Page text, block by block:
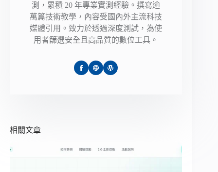
測，累積 20 年專業實測經驗。撰寫逾
萬篇技術教學，內容受國內外主流科技
媒體引用。致力於透過深度測試，為使
用者篩選安全且高品質的數位工具。
相關文章